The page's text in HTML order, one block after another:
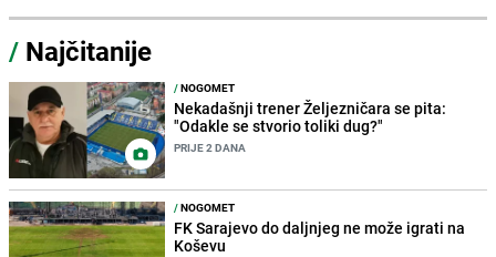
/ Najčitanije
/NOGOMET
Nekadašnji trener Željezničara se pita:
"Odakle se stvorio toliki dug?"
PRIJE 2 DANA
/NOGOMET
FK Sarajevo do daljnjeg ne može igrati na
Koševu